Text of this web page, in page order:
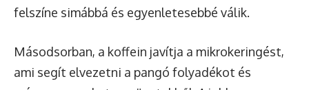
felszíne simábbá és egyenletesebbé válik.
Másodsorban, a koffein javítja a mikrokeringést,
ami segít elvezetni a pangó folyadékot és